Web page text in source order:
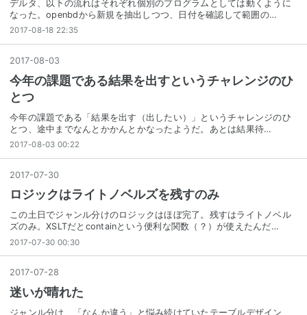
デルタ、以下の流れはそれぞれ個別のプログラムとしては動くように
なった。openbdから新規を抽出しつつ、日付を確認して範囲の…
2017-08-18 22:35
2017-08-03
今年の課題である結果を出すというチャレンジのひ
とつ
今年の課題である「結果を出す（出したい）」というチャレンジのひ
とつ、途中までなんとかかんとかなったようだ。あとは結果待…
2017-08-03 00:22
2017-07-30
ロジックはライトノベルズを残すのみ
この土日でジャンル分けのロジックはほぼ完了。残すはライトノベル
ズのみ。XSLTだとcontainという便利な関数（？）が使えたんだ…
2017-07-30 00:30
2017-07-28
迷いが晴れた
ジャンル分け、「なんか違う」と悩み続けていたテーブルデザイン、